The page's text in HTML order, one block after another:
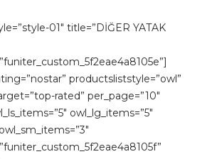
01″ title=”DİĞER YATAK
productsliststyle=”owl”
rated” per_page=”10″
owl_lg_items=”5″